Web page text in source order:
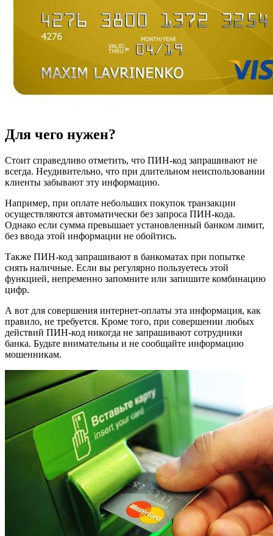
Для чего нужен?
Стоит справедливо отметить, что ПИН-код запрашивают не
всегда. Неудивительно, что при длительном неиспользовании
клиенты забывают эту информацию.
Например, при оплате небольших покупок транзакции
осуществляются автоматически без запроса ПИН-кода.
Однако если сумма превышает установленный банком лимит,
без ввода этой информации не обойтись.
Также ПИН-код запрашивают в банкоматах при попытке
снять наличные. Если вы регулярно пользуетесь этой
функцией, непременно запомните или запишите комбинацию
цифр.
А вот для совершения интернет-оплаты эта информация, как
правило, не требуется. Кроме того, при совершении любых
действий ПИН-код никогда не запрашивают сотрудники
банка. Будьте внимательны и не сообщайте информацию
мошенникам.